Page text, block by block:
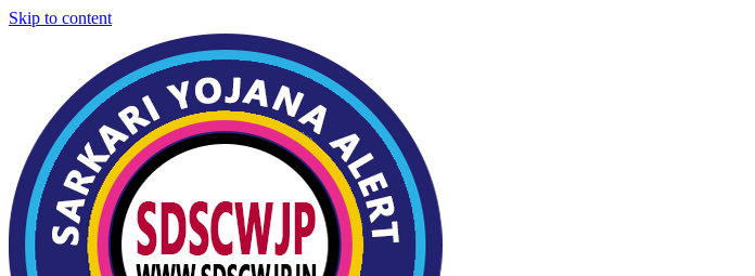
Skip to content